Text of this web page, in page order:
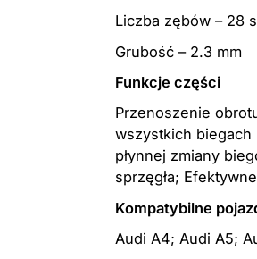
Liczba zębów – 28
Grubość – 2.3 mm
Funkcje części
Przenoszenie
wszystkich
płynnej zmiany
sprzęgła;
Kompatybilne
Audi A4; Audi A5;